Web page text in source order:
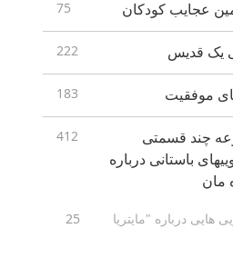
عجایب کودکان 75
یک قدیس 222
موفقیت 183
چند قسمتی
باستانی درباره
مان
412
هایی درباره "مایتریا‌
25